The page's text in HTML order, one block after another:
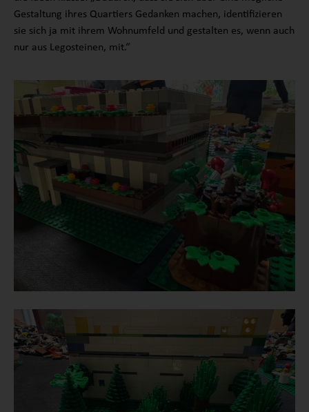
Gestaltung ihres Quartiers Gedanken machen, identifizieren
sie sich ja mit ihrem Wohnumfeld und gestalten es, wenn auch
nur aus Legosteinen, mit.“